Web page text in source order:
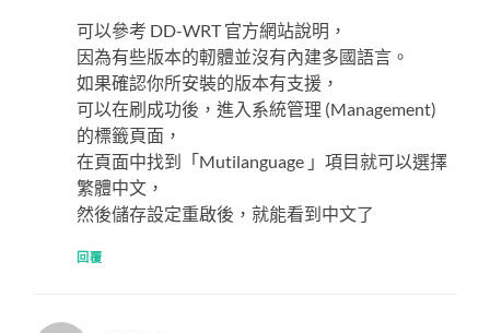
可以參考 DD-WRT 官方網站說明，
因為有些版本的軔體並沒有內建多國語言。
如果確認你所安裝的版本有支援，
可以在刷成功後，進入系統管理 (Management)
的標籤頁面，
在頁面中找到「Mutilanguage 」項目就可以選擇
繁體中文，
然後儲存設定重啟後，就能看到中文了
回覆